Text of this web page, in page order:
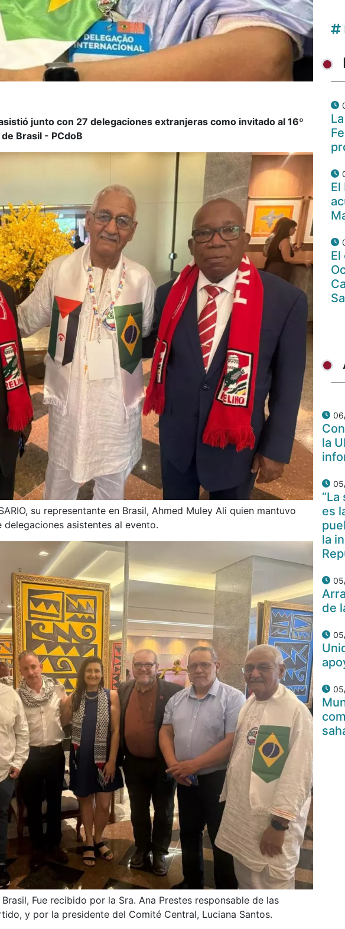
junto con 27 delegaciones extranjeras como invitado al 16º
Brasil - PCdoB
su representante en Brasil, Ahmed Muley Ali quien mantuvo
asistentes al evento.
Brasil, Fue recibido por la Sra. Ana Prestes responsable de las
y por la presidente del Comité Central, Luciana Santos.
El
El
la
es
la
de